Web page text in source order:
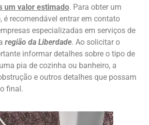
um valor estimado. Para obter um
é recomendável entrar em contato
especializadas em serviços de
região da Liberdade. Ao solicitar o
informar detalhes sobre o tipo de
pia de cozinha ou banheiro, a
e outros detalhes que possam
final.